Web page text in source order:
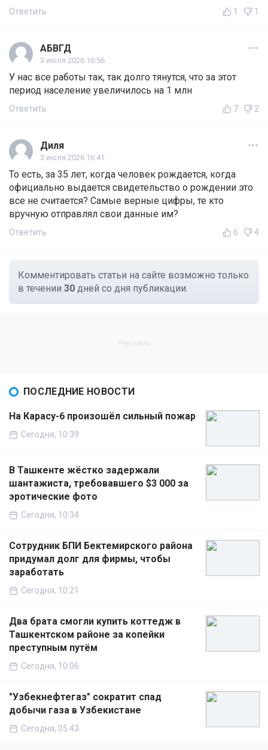
Ответить 1 1
АБВГД
3 июля 2026 16:56
У нас все работы так, так долго тянутся, что за этот
период население увеличилось на 1 млн
Ответить 7 2
Диля
3 июля 2026 16:41
То есть, за 35 лет, когда человек рождается, когда
официально выдается свидетельство о рождении это
все не считается? Самые верные цифры, те кто
вручную отправлял свои данные им?
Ответить 6 4
Комментировать статьи на сайте возможно только
в течении 30 дней со дня публикации.
ПОСЛЕДНИЕ НОВОСТИ
На Карасу-6 произошёл сильный пожар
Сегодня, 10:39
В Ташкенте жёстко задержали
шантажиста, требовавшего $3 000 за
эротические фото
Сегодня, 10:34
Сотрудник БПИ Бектемирского района
придумал долг для фирмы, чтобы
заработать
Сегодня, 10:21
Два брата смогли купить коттедж в
Ташкентском районе за копейки
преступным путём
Сегодня, 10:06
"Узбекнефтегаз" сократит спад
добычи газа в Узбекистане
Сегодня, 05:43